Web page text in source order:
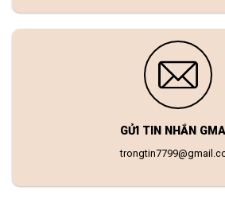
GỬI TIN NHẮN